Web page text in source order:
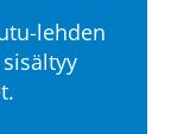
lehden